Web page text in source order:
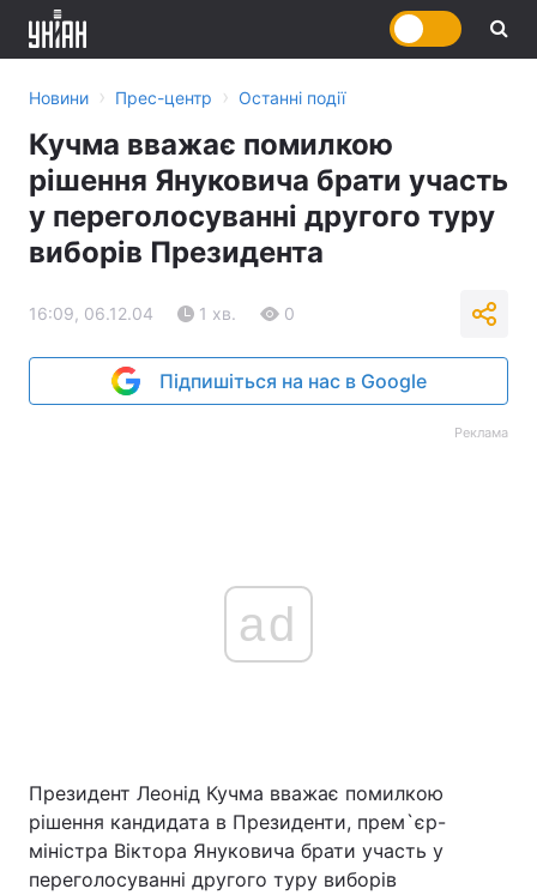
Новини › Прес-центр › Останні події
Кучма вважає помилкою
рішення Януковича брати участь
у переголосуванні другого туру
виборів Президента
16:09, 06.12.04 1 хв. 0
Підпишіться на нас в Google
Реклама
ad
Президент Леонід Кучма вважає помилкою
рішення кандидата в Президенти, прем`єр-
міністра Віктора Януковича брати участь у
переголосуванні другого туру виборів